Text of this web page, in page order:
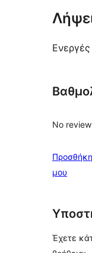
No
Προσθήκη
μου
Έχετε